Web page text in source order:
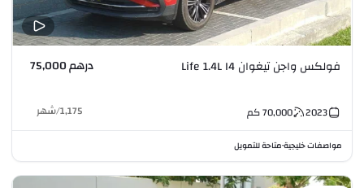
فولكس واجن تيغوان Life 1.4L I4 درهم 75,000
2023
70,000كم 1,175
/شهر
مواصفات خليجية•متاحة للتمويل